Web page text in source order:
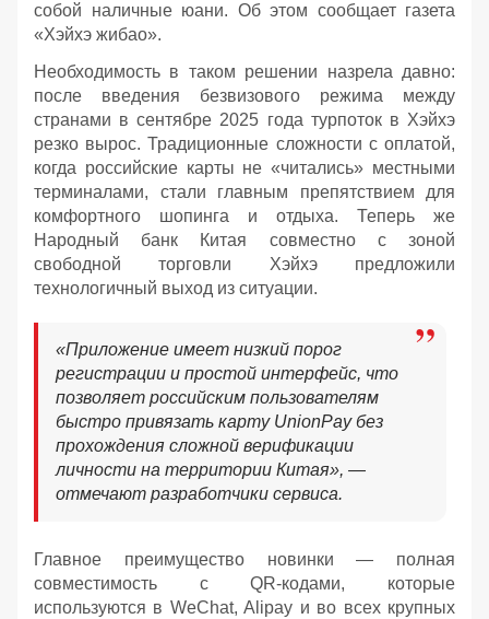
собой наличные юани. Об этом сообщает газета
«Хэйхэ жибао».
Необходимость в таком решении назрела давно:
после введения безвизового режима между
странами в сентябре 2025 года турпоток в Хэйхэ
резко вырос. Традиционные сложности с оплатой,
когда российские карты не «читались» местными
терминалами, стали главным препятствием для
комфортного шопинга и отдыха. Теперь же
Народный банк Китая совместно с зоной
свободной торговли Хэйхэ предложили
технологичный выход из ситуации.
«Приложение имеет низкий порог
регистрации и простой интерфейс, что
позволяет российским пользователям
быстро привязать карту UnionPay без
прохождения сложной верификации
личности на территории Китая», —
отмечают разработчики сервиса.
Главное преимущество новинки — полная
совместимость с QR-кодами, которые
используются в WeChat, Alipay и во всех крупных